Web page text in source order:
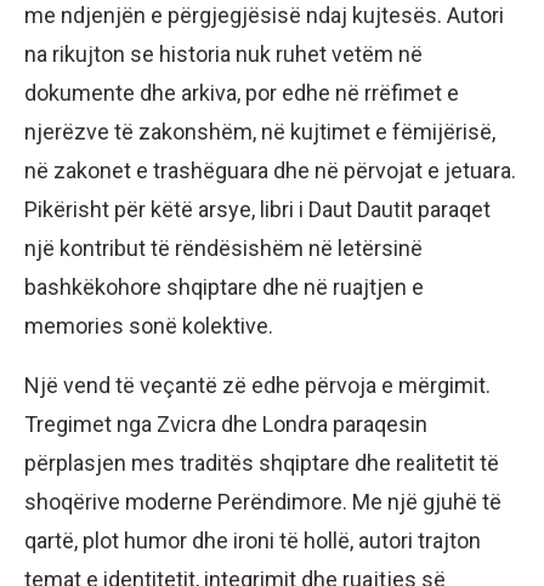
me ndjenjën e përgjegjësisë ndaj kujtesës. Autori
na rikujton se historia nuk ruhet vetëm në
dokumente dhe arkiva, por edhe në rrëfimet e
njerëzve të zakonshëm, në kujtimet e fëmijërisë,
në zakonet e trashëguara dhe në përvojat e jetuara.
Pikërisht për këtë arsye, libri i Daut Dautit paraqet
një kontribut të rëndësishëm në letërsinë
bashkëkohore shqiptare dhe në ruajtjen e
memories sonë kolektive.
Një vend të veçantë zë edhe përvoja e mërgimit.
Tregimet nga Zvicra dhe Londra paraqesin
përplasjen mes traditës shqiptare dhe realitetit të
shoqërive moderne Perëndimore. Me një gjuhë të
qartë, plot humor dhe ironi të hollë, autori trajton
temat e identitetit, integrimit dhe ruajtjes së